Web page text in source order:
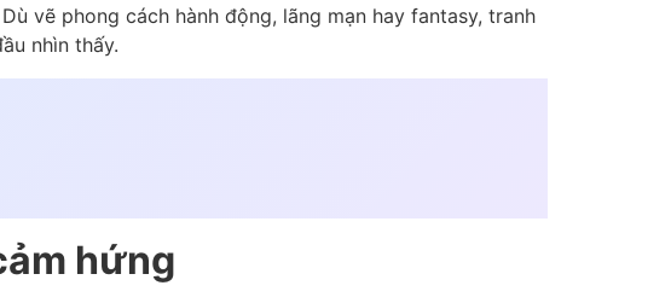
vẽ phong cách hành động, lãng mạn hay fantasy, tranh
nhìn thấy.
hứng